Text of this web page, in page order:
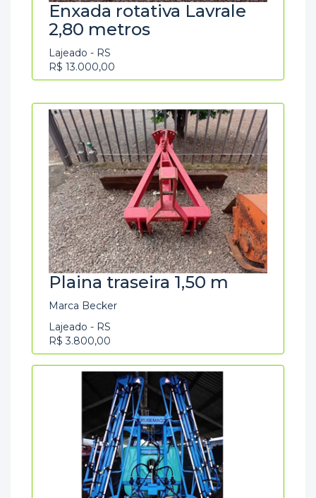
Enxada rotativa Lavrale
2,80 metros
Lajeado - RS
R$ 13.000,00
Plaina traseira 1,50 m
Marca Becker
Lajeado - RS
R$ 3.800,00